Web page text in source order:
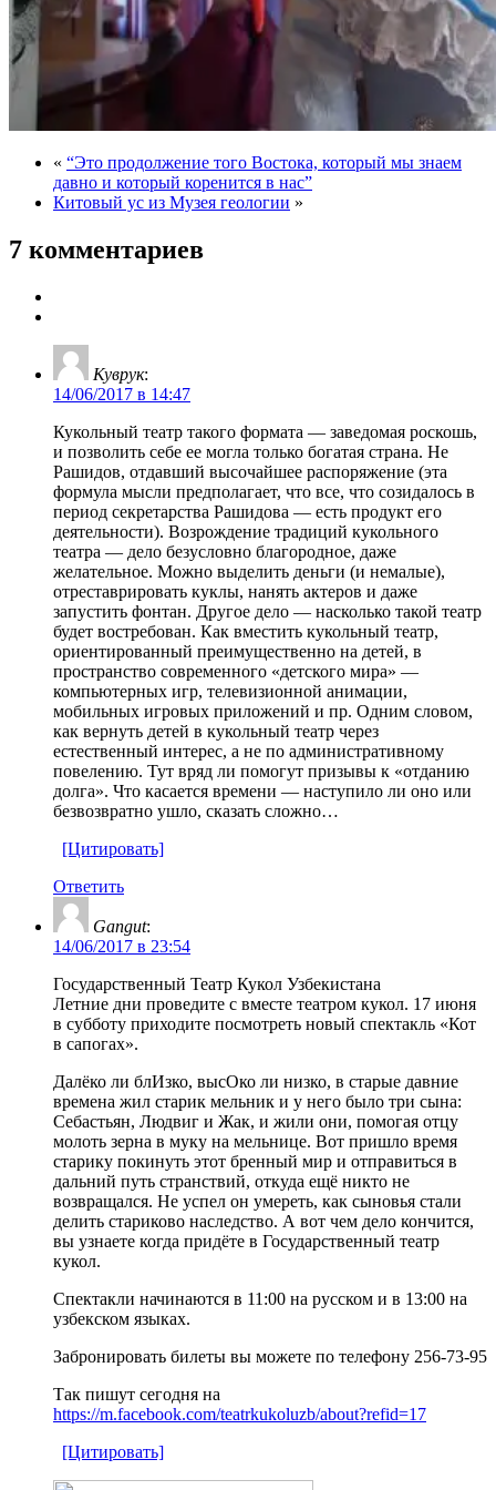
« “Это продолжение того Востока, который мы знаем
давно и который коренится в нас”
Китовый ус из Музея геологии »
7 комментариев
Куврук:
14/06/2017 в 14:47
Кукольный театр такого формата — заведомая роскошь,
и позволить себе ее могла только богатая страна. Не
Рашидов, отдавший высочайшее распоряжение (эта
формула мысли предполагает, что все, что созидалось в
период секретарства Рашидова — есть продукт его
деятельности). Возрождение традиций кукольного
театра — дело безусловно благородное, даже
желательное. Можно выделить деньги (и немалые),
отреставрировать куклы, нанять актеров и даже
запустить фонтан. Другое дело — насколько такой театр
будет востребован. Как вместить кукольный театр,
ориентированный преимущественно на детей, в
пространство современного «детского мира» —
компьютерных игр, телевизионной анимации,
мобильных игровых приложений и пр. Одним словом,
как вернуть детей в кукольный театр через
естественный интерес, а не по административному
повелению. Тут вряд ли помогут призывы к «отданию
долга». Что касается времени — наступило ли оно или
безвозвратно ушло, сказать сложно…
[Цитировать]
Ответить
Gangut:
14/06/2017 в 23:54
Государственный Театр Кукол Узбекистана
Летние дни проведите с вместе театром кукол. 17 июня
в субботу приходите посмотреть новый спектакль «Кот
в сапогах».
Далёко ли блИзко, высОко ли низко, в старые давние
времена жил старик мельник и у него было три сына:
Себастьян, Людвиг и Жак, и жили они, помогая отцу
молоть зерна в муку на мельнице. Вот пришло время
старику покинуть этот бренный мир и отправиться в
дальний путь странствий, откуда ещё никто не
возвращался. Не успел он умереть, как сыновья стали
делить стариково наследство. А вот чем дело кончится,
вы узнаете когда придёте в Государственный театр
кукол.
Спектакли начинаются в 11:00 на русском и в 13:00 на
узбекском языках.
Забронировать билеты вы можете по телефону 256-73-95
Так пишут сегодня на
https://m.facebook.com/teatrkukoluzb/about?refid=17
[Цитировать]